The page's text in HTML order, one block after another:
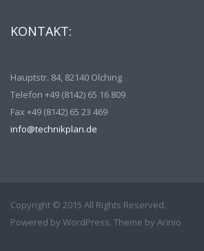
KONTAKT:
Hauptstr. 84, 82140 Olching
Telefon +49 (8142) 65 16 809
Fax +49 (8142) 65 23 469
info@technikplan.de
Copyright © 2015 All Rights Reserved.
Powered by WordPress. Theme by Arinio